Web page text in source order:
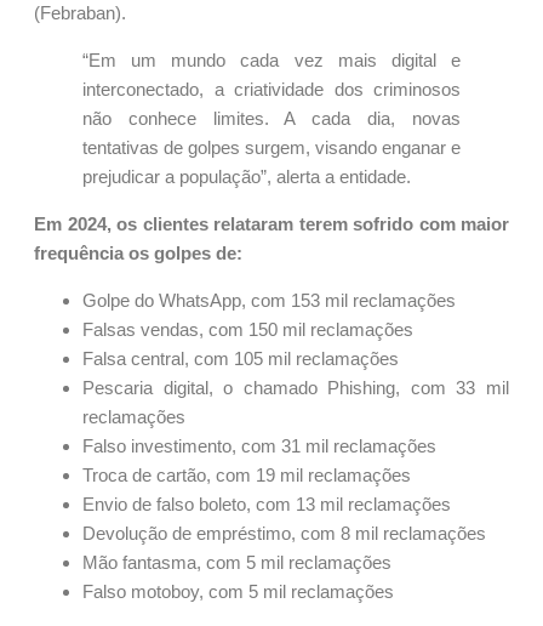
(Febraban).
“Em um mundo cada vez mais digital e
interconectado, a criatividade dos criminosos
não conhece limites. A cada dia, novas
tentativas de golpes surgem, visando enganar e
prejudicar a população”, alerta a entidade.
Em 2024, os clientes relataram terem sofrido com maior
frequência os golpes de:
Golpe do WhatsApp, com 153 mil reclamações
Falsas vendas, com 150 mil reclamações
Falsa central, com 105 mil reclamações
Pescaria digital, o chamado Phishing, com 33 mil
reclamações
Falso investimento, com 31 mil reclamações
Troca de cartão, com 19 mil reclamações
Envio de falso boleto, com 13 mil reclamações
Devolução de empréstimo, com 8 mil reclamações
Mão fantasma, com 5 mil reclamações
Falso motoboy, com 5 mil reclamações